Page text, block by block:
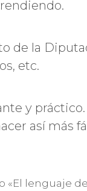
de la
etc.
y
así más
«El lenguaje